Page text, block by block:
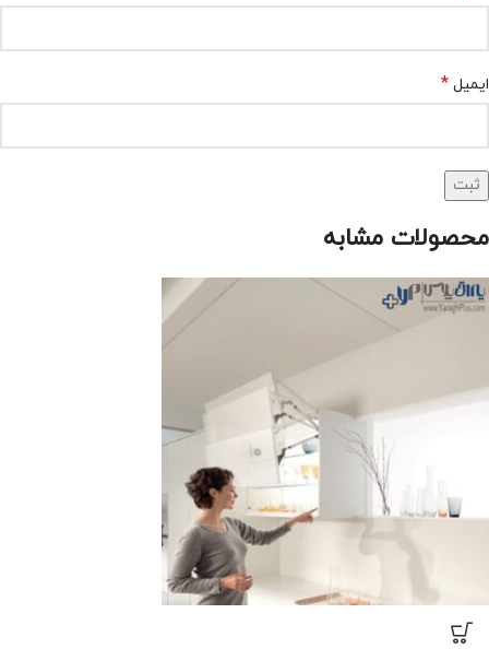
ایمیل *
محصولات مشابه